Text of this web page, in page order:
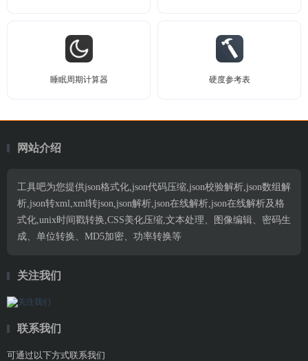
睡眠周期计算器 硬度参考表
网站介绍
工具吧为您提供json格式化,json代码压缩,json校验解析,json数组解
析,json转xml,xml转json,json解析,json在线解析,json在线解析及格
式化,unix时间戳转换,CSS美化压缩,文本处理、图像编辑、密码生
成、单位转换、MD5加密、功率转换等
关注我们
联系我们
可通过以下方式联系我们